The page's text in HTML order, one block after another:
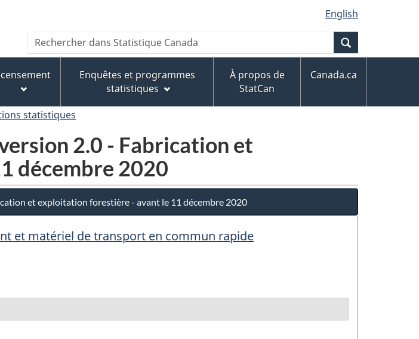
au
contenu
principal
« À
propos
de
ce
version
HTML
simplifiée
English
Recherche
Rechercher
dans
Canada
Enquêtes et programmes
statistiques
À propos de
StatCan
Canada.ca
statistiques
2.0 - Fabrication et
décembre 2020
et exploitation forestière - avant le 11 décembre 2020
et matériel de transport en commun rapide